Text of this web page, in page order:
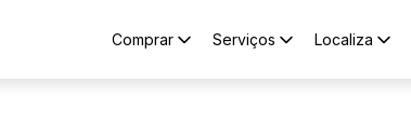
Comprar Serviços Localiza